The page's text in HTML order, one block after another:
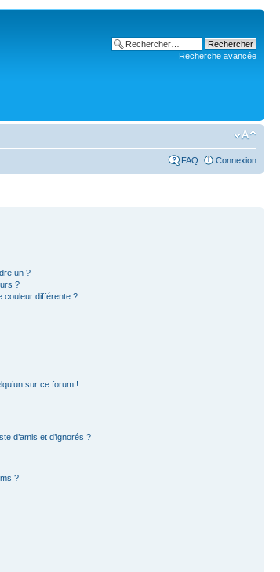
Recherche avancée
FAQ Connexion
un ?
?
couleur différente ?
sur ce forum !
d’amis et d’ignorés ?
?